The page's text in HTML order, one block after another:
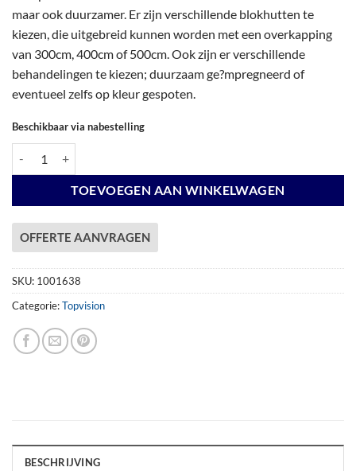
maar ook duurzamer. Er zijn verschillende blokhutten te
kiezen, die uitgebreid kunnen worden met een overkapping
van 300cm, 400cm of 500cm. Ook zijn er verschillende
behandelingen te kiezen; duurzaam ge?mpregneerd of
eventueel zelfs op kleur gespoten.
Beschikbaar via nabestelling
TOEVOEGEN AAN WINKELWAGEN
OFFERTE AANVRAGEN
SKU: 1001638
Categorie:Topvision
BESCHRIJVING